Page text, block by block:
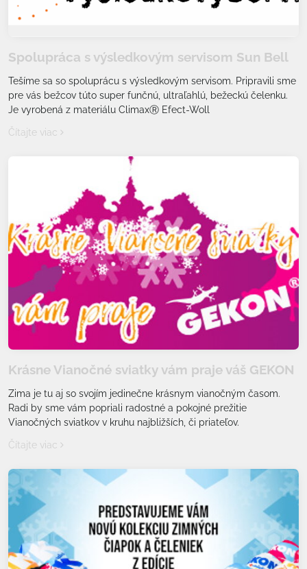
Spolupráca s výsledkovým servisom Sun Bell
Tešíme sa so spoluprácu s výsledkovým servisom. Pripravili sme
pre vás bežcov túto super funčnú, ultraľahlú, bežeckú čelenku.
Je vyrobená z materiálu ClimaxⓇ Efect-Woll
Čítajte viac
Krásne Vianočné sviatky vám praje váš GEKON
Zima je tu aj so svojím jedinečne krásnym vianočným časom.
Radi by sme vám popriali radostné a pokojné prežitie
Vianočných sviatkov v kruhu najbližších, či priateľov.
Čítajte viac